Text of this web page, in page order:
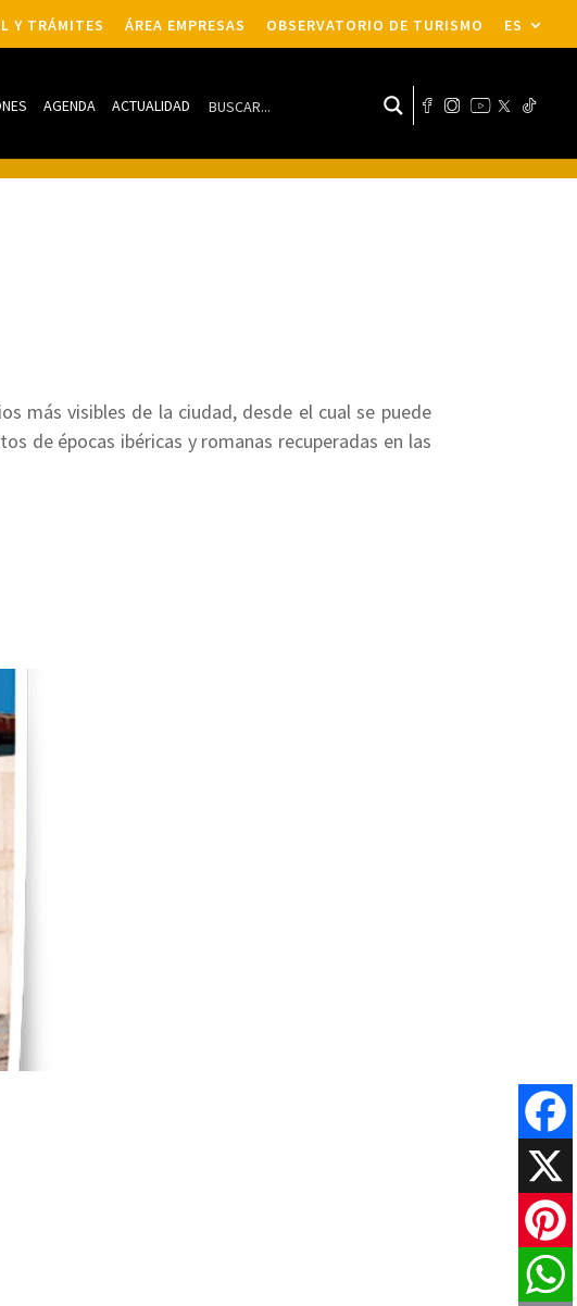
Y TRÁMITES ÁREA EMPRESAS OBSERVATORIO DE TURISMO ES
AGENDA ACTUALIDAD
más visibles de la ciudad, desde el cual se puede
de épocas ibéricas y romanas recuperadas en las
X